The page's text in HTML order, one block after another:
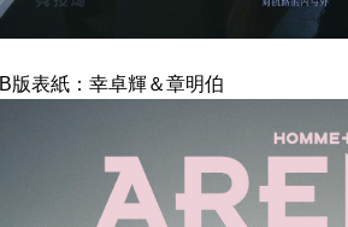
B版表紙：幸卓輝＆章明伯